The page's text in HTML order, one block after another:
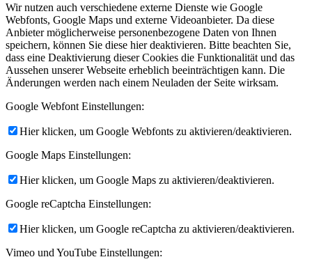
Wir nutzen auch verschiedene externe Dienste wie Google
Webfonts, Google Maps und externe Videoanbieter. Da diese
Anbieter möglicherweise personenbezogene Daten von Ihnen
speichern, können Sie diese hier deaktivieren. Bitte beachten Sie,
dass eine Deaktivierung dieser Cookies die Funktionalität und das
Aussehen unserer Webseite erheblich beeinträchtigen kann. Die
Änderungen werden nach einem Neuladen der Seite wirksam.
Google Webfont Einstellungen:
Hier klicken, um Google Webfonts zu aktivieren/deaktivieren.
Google Maps Einstellungen:
Hier klicken, um Google Maps zu aktivieren/deaktivieren.
Google reCaptcha Einstellungen:
Hier klicken, um Google reCaptcha zu aktivieren/deaktivieren.
Vimeo und YouTube Einstellungen: